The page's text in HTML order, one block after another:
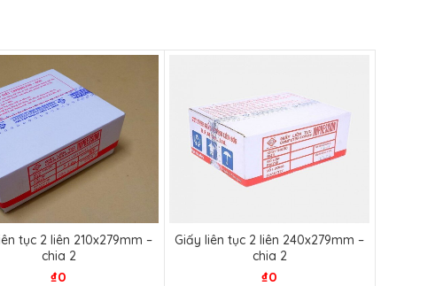
tục 2 liên 210x279mm –
chia 2
₫0
Giấy liên tục 2 liên 240x279mm –
chia 2
₫0